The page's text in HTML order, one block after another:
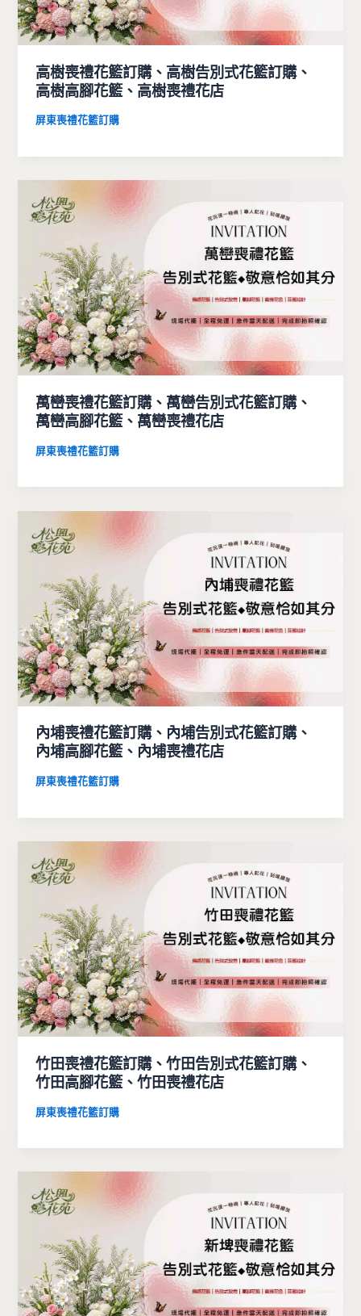
高樹喪禮花籃訂購、高樹告別式花籃訂購、
高樹高腳花籃、高樹喪禮花店
屏東喪禮花籃訂購
萬巒喪禮花籃訂購、萬巒告別式花籃訂購、
萬巒高腳花籃、萬巒喪禮花店
屏東喪禮花籃訂購
內埔喪禮花籃訂購、內埔告別式花籃訂購、
內埔高腳花籃、內埔喪禮花店
屏東喪禮花籃訂購
竹田喪禮花籃訂購、竹田告別式花籃訂購、
竹田高腳花籃、竹田喪禮花店
屏東喪禮花籃訂購